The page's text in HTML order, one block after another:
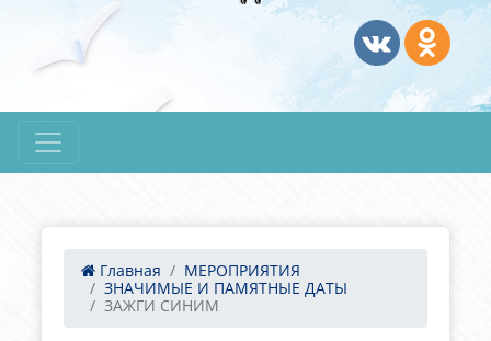
Главная
МЕРОПРИЯТИЯ
ЗНАЧИМЫЕ И ПАМЯТНЫЕ ДАТЫ
ЗАЖГИ СИНИМ